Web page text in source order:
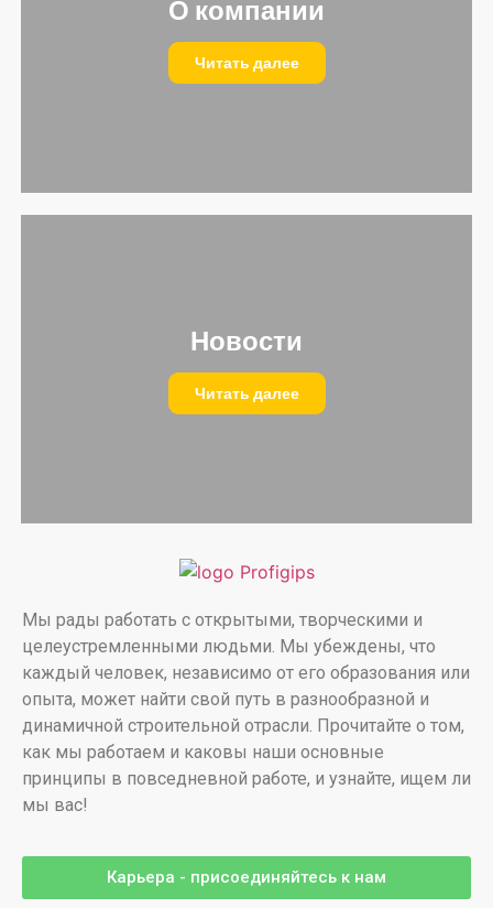
О компании
Читать далее
Новости
Читать далее
Мы рады работать с открытыми, творческими и
целеустремленными людьми. Мы убеждены, что
каждый человек, независимо от его образования или
опыта, может найти свой путь в разнообразной и
динамичной строительной отрасли. Прочитайте о том,
как мы работаем и каковы наши основные
принципы в повседневной работе, и узнайте, ищем ли
мы вас!
Карьера - присоединяйтесь к нам